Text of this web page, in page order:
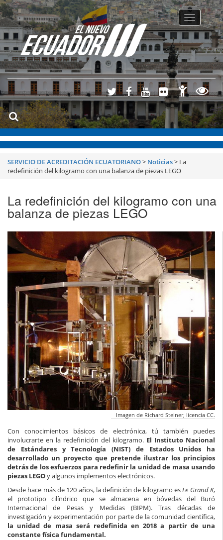
Toggle
SERVICIO DE ACREDITACIÓN ECUATORIANO> Noticias> La
redefinición del kilogramo con una balanza de piezas LEGO
La redefinición del kilogramo con una
balanza de piezas LEGO
Imagen de Richard Steiner, licencia CC.
Con conocimientos básicos de electrónica, tú también puedes
involucrarte en la redefinición del kilogramo. El Instituto Nacional
de Estándares y Tecnología (NIST) de Estados Unidos ha
desarrollado un proyecto que pretende ilustrar los principios
detrás de los esfuerzos para redefinir la unidad de masa usando
piezas LEGOy algunos implementos electrónicos.
Desde hace más de 120 años, la definición de kilogramo esLe Grand K,
el prototipo cilíndrico que se almacena en bóvedas del Buró
Internacional de Pesas y Medidas (BIPM). Tras décadas de
investigación y experimentación por parte de la comunidad científica,
la unidad de masa será redefinida en 2018 a partir de una
constante física fundamental.